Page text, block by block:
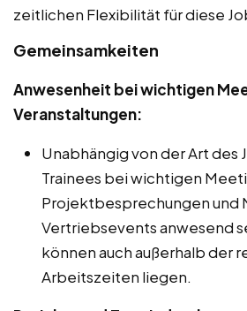
zeitlichen Flexibilität für diese
Gemeinsamkeiten
Anwesenheit bei wichtigen
Veranstaltungen:
Unabhängig von der Art des
Trainees bei wichtigen
Projektbesprechungen und
Vertriebsevents anwesend
können auch außerhalb der
Arbeitszeiten liegen.